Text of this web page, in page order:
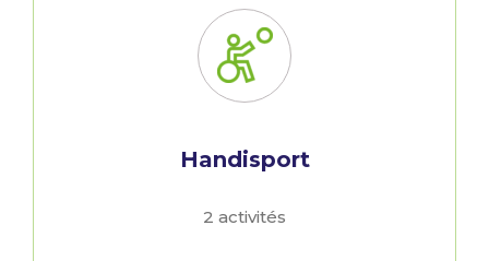
Handisport
2 activités